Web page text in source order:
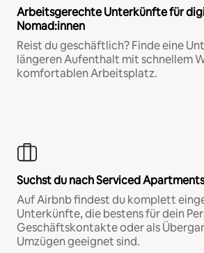
Arbeitsgerechte Unterkünfte für
Nomad:innen
Reist du geschäftlich? Finde eine
längeren Aufenthalt mit schnellem
komfortablen Arbeitsplatz.
Suchst du nach Serviced
Auf Airbnb findest du komplett
Unterkünfte, die bestens für dein
Geschäftskontakte oder als
Umzügen geeignet sind.